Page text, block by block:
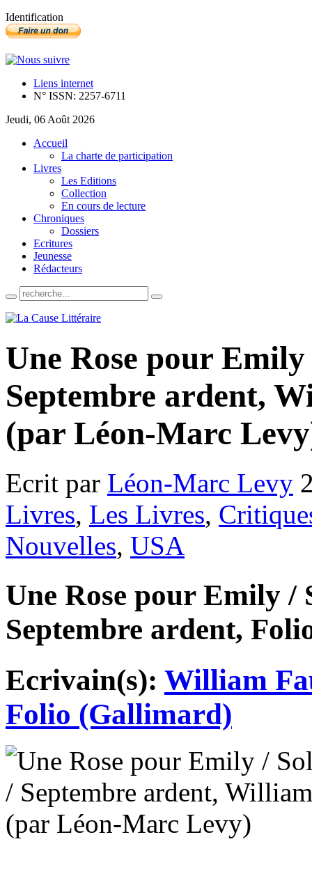
Identification
Liens internet
N° ISSN: 2257-6711
Jeudi, 06 Août 2026
Accueil
La charte de participation
Livres
Les Editions
Collection
En cours de lecture
Chroniques
Dossiers
Ecritures
Jeunesse
Rédacteurs
Une Rose pour
Septembre ardent,
(par Léon-Marc
Ecrit par Léon-Marc Levy
Livres, Les Livres,
Nouvelles, USA
Une Rose pour Emily /
Septembre ardent,
Ecrivain(s): William
Folio (Gallimard)